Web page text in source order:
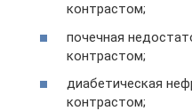
контрастом;
почечная
контрастом;
диабетическая
контрастом;